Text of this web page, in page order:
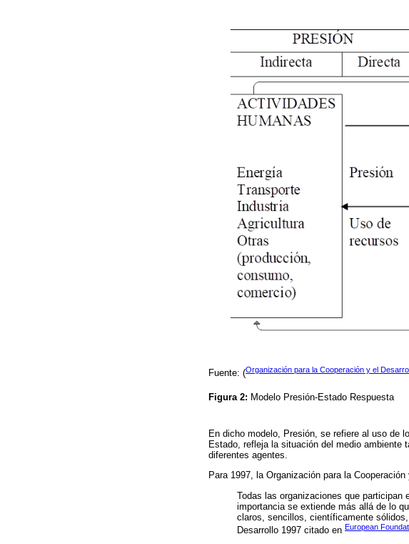
Fuente: (Organización para la Cooperación y el
Figura 2: Modelo Presión-Estado Respuesta
En dicho modelo, Presión, se refiere al uso de
Estado, refleja la situación del medio ambiente
diferentes agentes.
Para 1997, la Organización para la
Todas las organizaciones que participan
importancia se extiende más allá de lo
claros, sencillos, científicamente
Desarrollo 1997 citado en European